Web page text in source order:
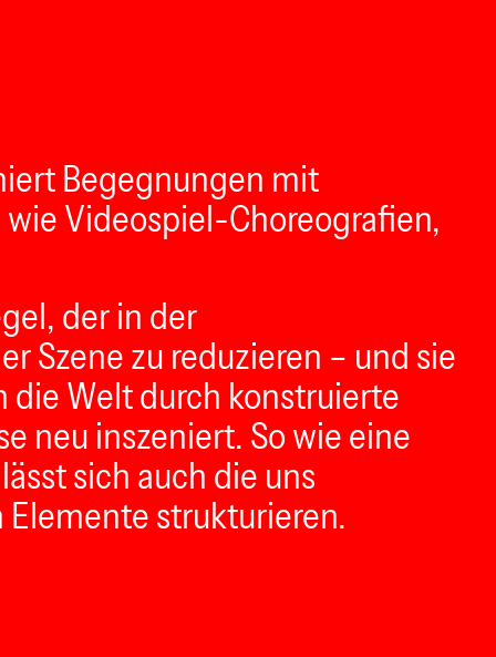
Begegnungen mit
Videospiel-Choreografien,
der in der
Szene zu reduzieren – und sie
die Welt durch konstruierte
neu inszeniert. So wie eine
sich auch die uns
strukturieren.